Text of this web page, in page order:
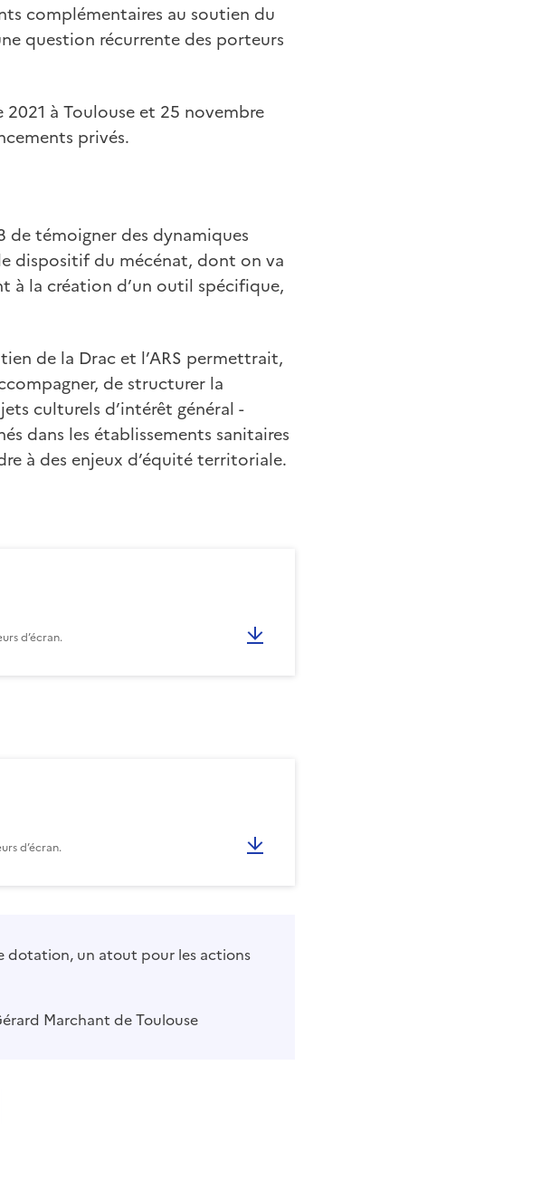
complémentaires au soutien du
question récurrente des porteurs
2021 à Toulouse et 25 novembre
privés.
de témoigner des dynamiques
dispositif du mécénat, dont on va
à la création d’un outil spécifique,
de la Drac et l’ARS permettrait,
de structurer la
culturels d’intérêt général -
dans les établissements sanitaires
à des enjeux d’équité territoriale.
d’écran.
d’écran.
dotation, un atout pour les actions
Marchant de Toulouse